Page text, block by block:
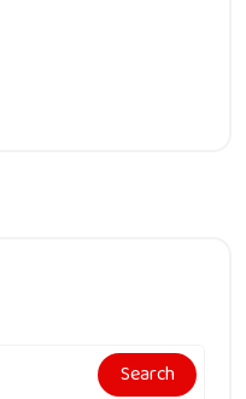
Search